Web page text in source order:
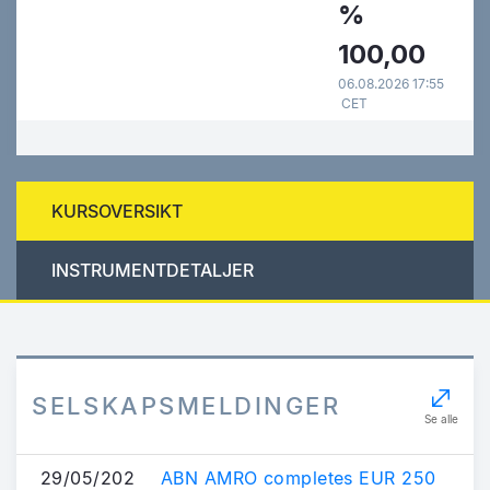
%
100,00
06.08.2026 17:55
CET
KURSOVERSIKT
INSTRUMENTDETALJER
SELSKAPSMELDINGER Se alle
29/05/202
ABN AMRO completes EUR 250